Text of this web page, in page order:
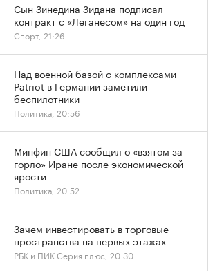
Сын Зинедина Зидана подписал
контракт с «Леганесом» на один год
Спорт, 21:26
Над военной базой с комплексами
Patriot в Германии заметили
беспилотники
Политика, 20:56
Минфин США сообщил о «взятом за
горло» Иране после экономической
ярости
Политика, 20:52
Зачем инвестировать в торговые
пространства на первых этажах
РБК и ПИК Серия плюс, 20:30